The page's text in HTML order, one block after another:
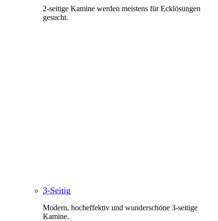
2-seitige Kamine werden meistens für Ecklösungen
gesucht.
3-Seitig
Modern, hocheffektiv und wunderschöne 3-seitige
Kamine.